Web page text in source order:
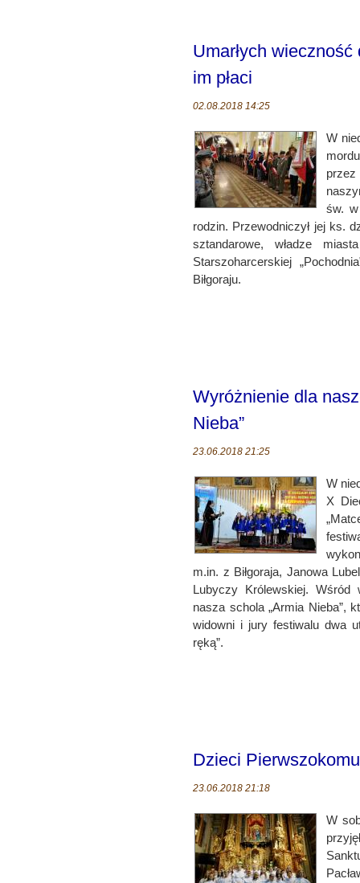
Umarłych
im płaci
02.08.2018 14:25
W
św.
rodzin. Przewodniczył jej ks.
sztandarowe, władze
Starszoharcerskiej
Biłgoraju.
Wyróżnienie dla
Nieba”
23.06.2018 21:25
W
X
m.in. z Biłgoraja, Janowa
Lubyczy Królewskiej. Wśród
nasza schola „Armia Nieba”,
widowni i jury festiwalu dwa
ręką”.
Dzieci
23.06.2018 21:18
W